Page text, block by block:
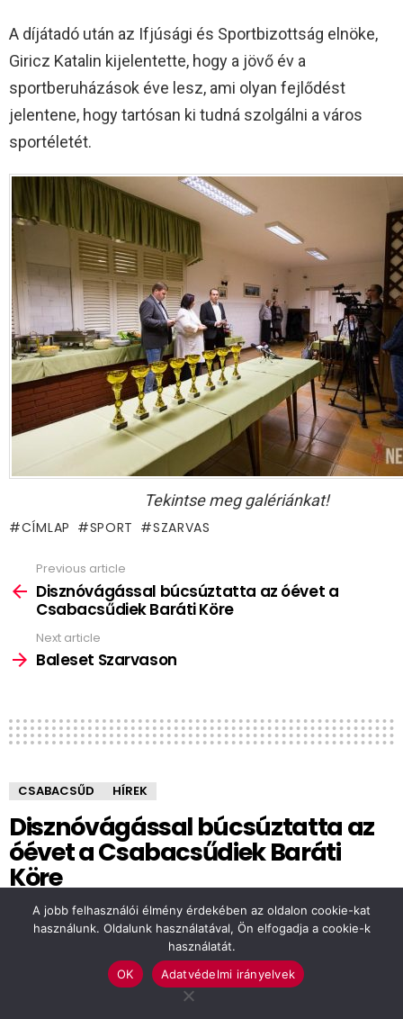
A díjátadó után az Ifjúsági és Sportbizottság elnöke,
Giricz Katalin kijelentette, hogy a jövő év a
sportberuházások éve lesz, ami olyan fejlődést
jelentene, hogy tartósan ki tudná szolgálni a város
sportéletét.
Tekintse meg galériánkat!
CÍMLAP SPORT SZARVAS
more
Previous article
Disznóvágással búcsúztatta az óévet a
Csabacsűdiek Baráti Köre
Next article
Baleset Szarvason
CSABACSŰD HÍREK
Disznóvágással búcsúztatta az
óévet a Csabacsűdiek Baráti
Köre
by Hegedűs Éva
8 éve
A jobb felhasználói élmény érdekében az oldalon cookie-kat
használunk. Oldalunk használatával, Ön elfogadja a cookie-k
használatát.
OK
Adatvédelmi irányelvek